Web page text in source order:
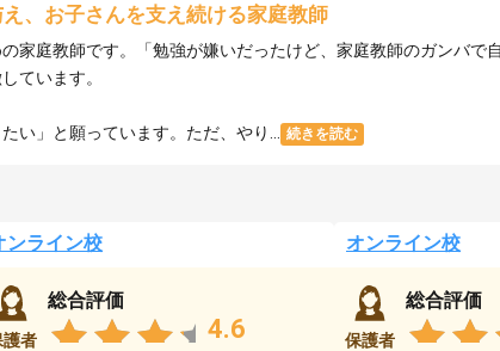
、お子さんを支え続ける家庭教師
家庭教師です。「勉強が嫌いだったけど、家庭教師のガンバで
ています。
い」と願っています。ただ、やり... 続きを読む
ンライン校
護者
総合評価
4.6
オンライン校
保護者
総合評価